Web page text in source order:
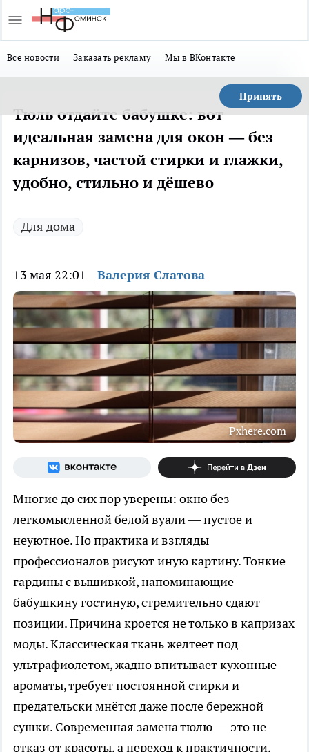
Все новости Заказать рекламу Мы в ВКонтакте
Принять
Тюль отдайте бабушке: вот
идеальная замена для окон — без
карнизов, частой стирки и глажки,
удобно, стильно и дёшево
Для дома
13 мая 22:01 Валерия Слатова
Pxhere.com
Многие до сих пор уверены: окно без
легкомысленной белой вуали — пустое и
неуютное. Но практика и взгляды
профессионалов рисуют иную картину. Тонкие
гардины с вышивкой, напоминающие
бабушкину гостиную, стремительно сдают
позиции. Причина кроется не только в капризах
моды. Классическая ткань желтеет под
ультрафиолетом, жадно впитывает кухонные
ароматы, требует постоянной стирки и
предательски мнётся даже после бережной
сушки. Современная замена тюлю — это не
отказ от красоты, а переход к практичности,